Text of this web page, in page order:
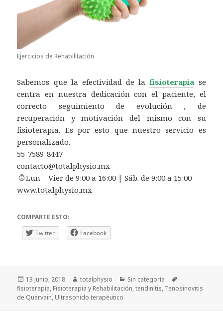
Ejercicios de Rehabilitación
Sabemos que la efectividad de lafisioterapia se
centra en nuestra dedicación con el paciente, el
correcto seguimiento de evolución , de
recuperación y motivación del mismo con su
fisioterapia. Es por esto que nuestro servicio es
personalizado.
55-7589-8447
contacto@totalphysio.mx
Lun – Vier de 9:00 a 16:00 | Sáb. de 9:00 a 15:00
www.totalphysio.mx
COMPARTE ESTO:
Twitter
Facebook
Publicado
el
13 junio, 2018 Autor
totalphysio Categorías
Sin categoría
fisioterapia, Fisioterapia y Rehabilitación,tendinitis, Tenosinovitis
de Quervain, Ultrasonido terapéutico